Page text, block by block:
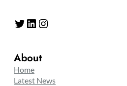
Twitter LinkedIn Instagram
About
Home
Latest News